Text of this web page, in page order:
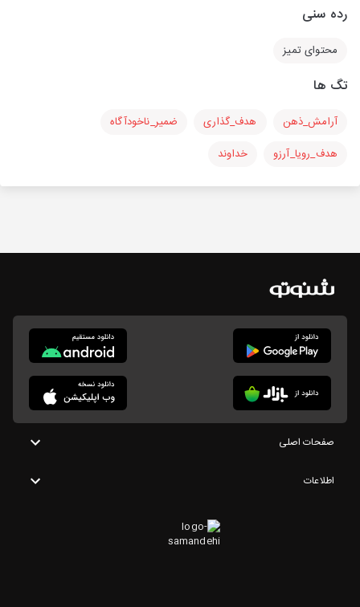
رده سنی
محتوای تمیز
تگ ها
آرامش_ذهن هدف_گذاری
ضمیر_ناخودآگاه
هدف_رویا_آرزو
خداوند
صفحات اصلی
اطلاعات